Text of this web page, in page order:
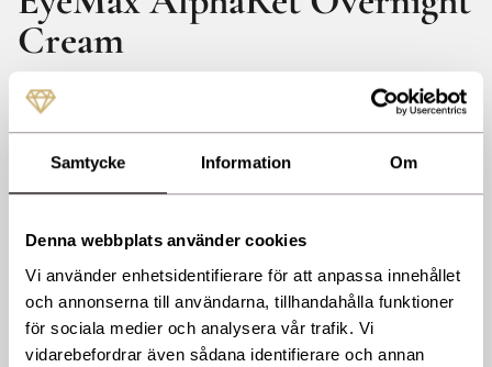
Samtycke Information Om
Denna webbplats använder cookies
Vi använder enhetsidentifierare för att anpassa innehållet
och annonserna till användarna, tillhandahålla funktioner
för sociala medier och analysera vår trafik. Vi
vidarebefordrar även sådana identifierare och annan
Cream
Skin Better Science
En Nyhet från Skinbetter Science.
EyeMax AlphaRet® Overnight Cream stärker upp det känsliga
återfuktning. Resultatet blir att huden känns smidigare med
förbättrad motståndskraft och minskad synlighet av fina linjer och
rynkor runt ögonen.
Applicera en liten mängd runt ögonområdet på kvällen.